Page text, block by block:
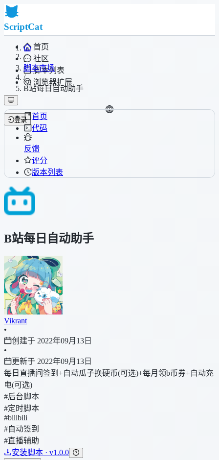
ScriptCat
首页
社区
脚本列表
浏览器扩展
登录
/
脚本市场
/
B站每日自动助手
首页
代码
反馈
评分
版本列表
B站每日自动助手
Vikrant
•
创建于 2022年09月13日
•
更新于 2022年09月13日
每日直播间签到+自动瓜子换硬币(可选)+每月领b币券+自动充
电(可选)
#后台脚本
#定时脚本
#bilibili
#自动签到
#直播辅助
安装脚本 · v1.0.0